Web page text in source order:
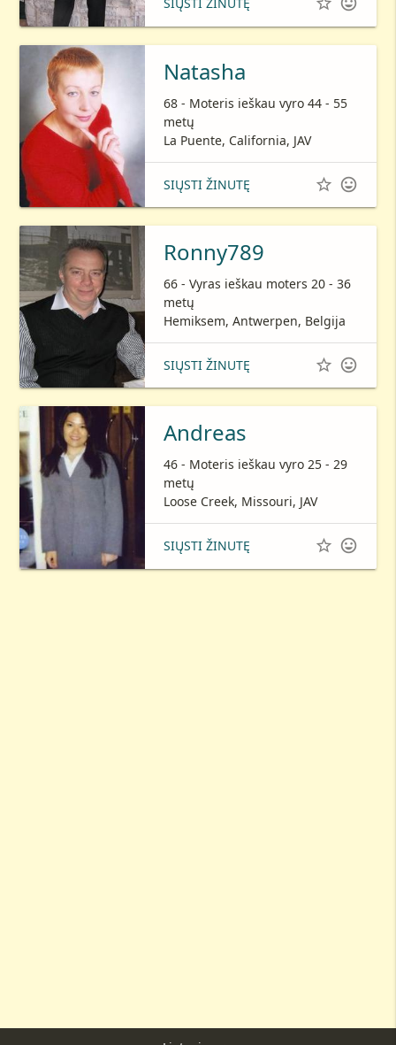
Natasha
68 - Moteris ieškau vyro 44 - 55
metų
La Puente, California, JAV
SIŲSTI ŽINUTĘ  
Ronny789
66 - Vyras ieškau moters 20 - 36
metų
Hemiksem, Antwerpen, Belgija
SIŲSTI ŽINUTĘ  
Andreas
46 - Moteris ieškau vyro 25 - 29
metų
Loose Creek, Missouri, JAV
SIŲSTI ŽINUTĘ  